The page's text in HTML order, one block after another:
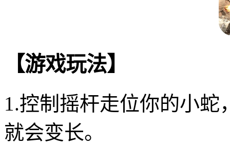
【游戏玩法】
1.控制摇杆走位你的小
就会变长。